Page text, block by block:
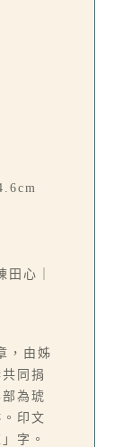
田心｜
，由姊
同捐
為琥
印文
字。